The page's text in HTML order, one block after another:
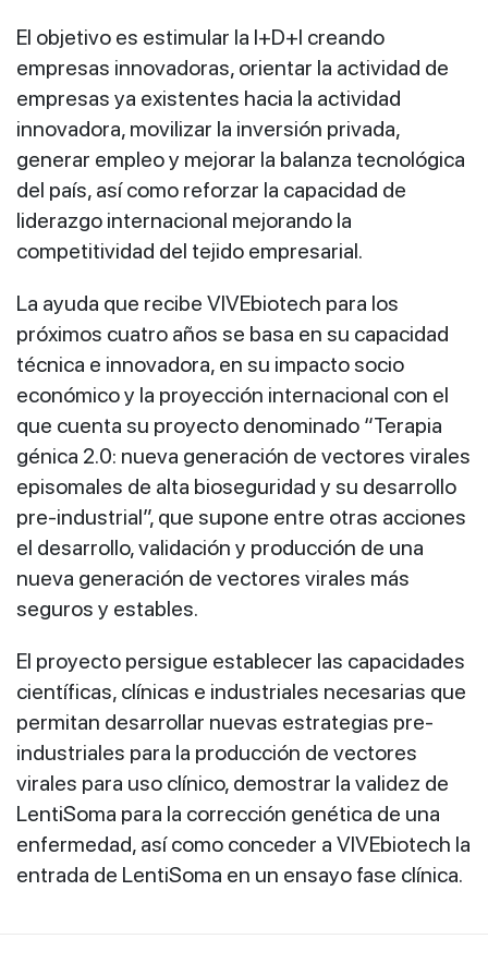
El objetivo es estimular la I+D+I creando
empresas innovadoras, orientar la actividad de
empresas ya existentes hacia la actividad
innovadora, movilizar la inversión privada,
generar empleo y mejorar la balanza tecnológica
del país, así como reforzar la capacidad de
liderazgo internacional mejorando la
competitividad del tejido empresarial.
La ayuda que recibe VIVEbiotech para los
próximos cuatro años se basa en su capacidad
técnica e innovadora, en su impacto socio
económico y la proyección internacional con el
que cuenta su proyecto denominado “Terapia
génica 2.0: nueva generación de vectores virales
episomales de alta bioseguridad y su desarrollo
pre-industrial”, que supone entre otras acciones
el desarrollo, validación y producción de una
nueva generación de vectores virales más
seguros y estables.
El proyecto persigue establecer las capacidades
científicas, clínicas e industriales necesarias que
permitan desarrollar nuevas estrategias pre-
industriales para la producción de vectores
virales para uso clínico, demostrar la validez de
LentiSoma para la corrección genética de una
enfermedad, así como conceder a VIVEbiotech la
entrada de LentiSoma en un ensayo fase clínica.